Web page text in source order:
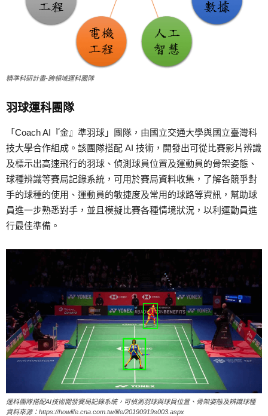
精準科研計畫-跨領域運科團隊
羽球運科團隊
「Coach AI『金』準羽球」團隊，由國立交通大學與國立臺灣科
技大學合作組成。該團隊搭配 AI 技術，開發出可從比賽影片辨識
及標示出高速飛行的羽球、偵測球員位置及運動員的骨架姿態、
球種辨識等賽局記錄系統，可用於賽局資料收集，了解各競爭對
手的球種的使用、運動員的敏捷度及常用的球路等資訊，幫助球
員進一步熟悉對手，並且模擬比賽各種情境狀況，以利運動員進
行最佳準備。
運科團隊搭配AI技術開發賽局記錄系統，可偵測羽球與球員位置、骨架姿態及辨識球種
資料來源：https://howlife.cna.com.tw/life/20190919s003.aspx